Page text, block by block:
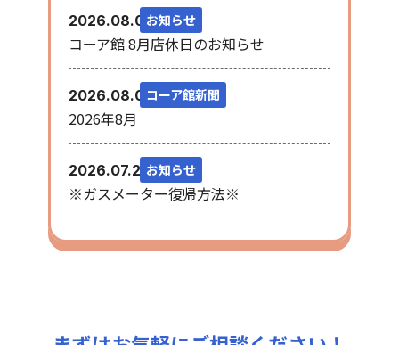
2026.08.06お知らせ
コーア館 8月店休日のお知らせ
2026.08.03コーア館新聞
2026年8月
2026.07.28お知らせ
※ガスメーター復帰方法※